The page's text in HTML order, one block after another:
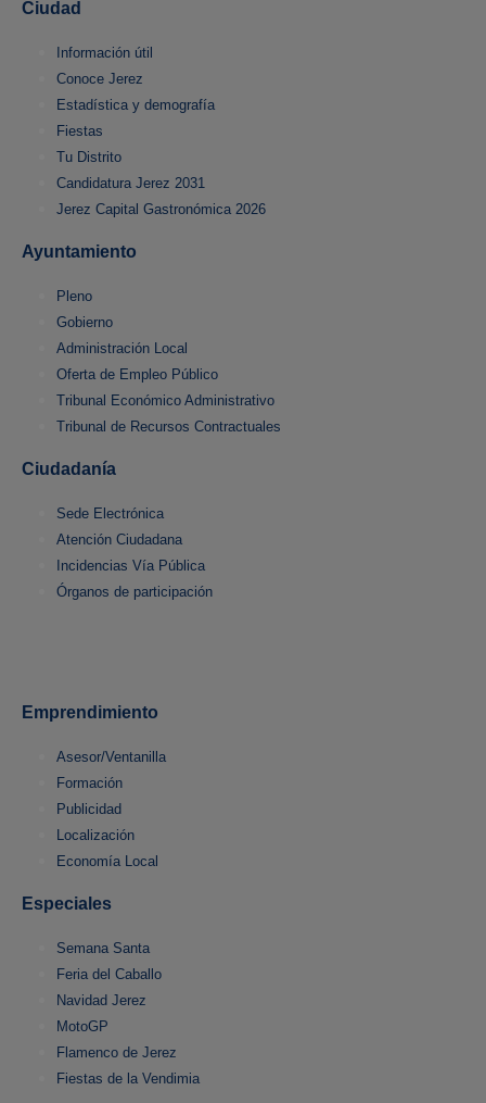
Ciudad
Información útil
Conoce Jerez
Estadística y demografía
Fiestas
Tu Distrito
Candidatura Jerez 2031
Jerez Capital Gastronómica 2026
Ayuntamiento
Pleno
Gobierno
Administración Local
Oferta de Empleo Público
Tribunal Económico Administrativo
Tribunal de Recursos Contractuales
Ciudadanía
Sede Electrónica
Atención Ciudadana
Incidencias Vía Pública
Órganos de participación
Emprendimiento
Asesor/Ventanilla
Formación
Publicidad
Localización
Economía Local
Especiales
Semana Santa
Feria del Caballo
Navidad Jerez
MotoGP
Flamenco de Jerez
Fiestas de la Vendimia